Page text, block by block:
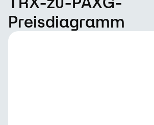
Preisdiagramm